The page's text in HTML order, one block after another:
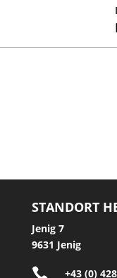
STANDORT
Jenig 7
9631 Jenig
 +43 (0)